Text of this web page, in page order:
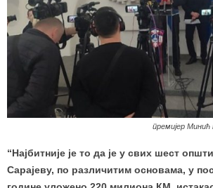
премијер Минић
“Најбитније је то да је у свих шест
Сарајеву, по различитим основама, у